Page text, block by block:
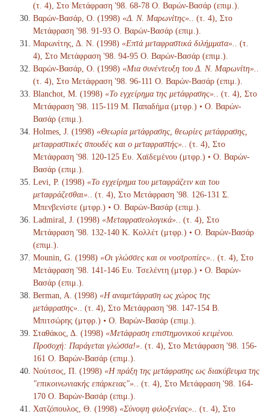
(τ. 4), Στο Μετάφραση '98. 68-78 Ο. Βαρών-Βασάρ (επιμ.).
Βαρών-Βασάρ, Ο. (1998) «Δ. Ν. Μαρωνίτης».
. (τ. 4), Στο
Μετάφραση '98. 91-93 Ο. Βαρών-Βασάρ (επιμ.).
Μαρωνίτης, Δ. Ν. (1998) «Επτά μεταφραστικά διλήμματα».
. (τ.
4), Στο Μετάφραση '98. 94-95 Ο. Βαρών-Βασάρ (επιμ.).
Βαρών-Βασάρ, Ο. (1998) «Μια συνέντευξη του Δ. Ν. Μαρωνίτη».
(τ. 4), Στο Μετάφραση '98. 96-111 Ο. Βαρών-Βασάρ (επιμ.).
Blanchot, M. (1998) «Το εγχείρημα της μετάφρασης».
. (τ. 4), Στο
Μετάφραση '98. 115-119 Μ. Παπαδήμα (μτφρ.) • Ο. Βαρών-
Βασάρ (επιμ.).
Holmes, J. (1998) «Θεωρία μετάφρασης, θεωρίες μετάφρασης,
μεταφραστικές σπουδές και ο μεταφραστής».
. (τ. 4), Στο
Μετάφραση '98. 120-125 Ευ. Χαϊδεμένου (μτφρ.) • Ο. Βαρών-
Βασάρ (επιμ.).
Levi, P. (1998) «Το εγχείρημα του μεταφράζειν και του
μεταφράζεσθαι».
. (τ. 4), Στο Μετάφραση '98. 126-131 Σ.
Μπενβενίστε (μτφρ.) • Ο. Βαρών-Βασάρ (επιμ.).
Ladmiral, J. (1998) «Μεταφρασεολογικά».
. (τ. 4), Στο
Μετάφραση '98. 132-140 Κ. Κολλέτ (μτφρ.) • Ο. Βαρών-Βασάρ
(επιμ.).
Mounin, G. (1998) «Οι γλώσσες και οι νοοτροπίες».
. (τ. 4), Στο
Μετάφραση '98. 141-146 Ευ. Τσελέντη (μτφρ.) • Ο. Βαρών-
Βασάρ (επιμ.).
Berman, A. (1998) «Η αναμετάφραση ως χώρος της
μετάφρασης».
. (τ. 4), Στο Μετάφραση '98. 147-154 Β.
Μπιτσώρης (μτφρ.) • Ο. Βαρών-Βασάρ (επιμ.).
Σταθάκος, Δ. (1998) «Μετάφραση επιστημονικού κειμένου.
Προσοχή: Παράγεται γλώσσα!» . (τ. 4), Στο Μετάφραση '98. 156-
161 Ο. Βαρών-Βασάρ (επιμ.).
Νούτσος, Π. (1998) «Η πράξη της μετάφρασης ως διακύβευμα της
"επικοινωνιακής επάρκειας"».
. (τ. 4), Στο Μετάφραση '98. 164-
170 Ο. Βαρών-Βασάρ (επιμ.).
Χατζόπουλος, Θ. (1998) «Σύνοψη φιλοξενίας».
. (τ. 4), Στο